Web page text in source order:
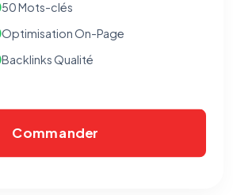
50 Mots-clés
Optimisation On-Page
Backlinks Qualité
Commander